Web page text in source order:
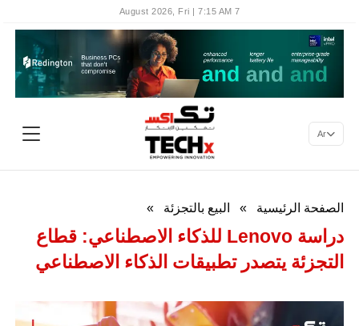
7 August 2026, Fri | 7:15 AM
Ar
الصفحة الرئيسية » البيع بالتجزئة »
دراسة Lenovo للذكاء الاصطناعي: قطاع
التجزئة يتصدر تطبيقات الذكاء الاصطناعي